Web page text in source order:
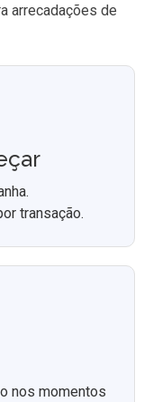
arrecadações de
transação.
nos momentos